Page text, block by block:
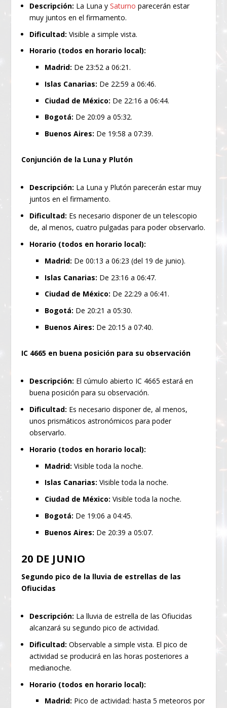
Descripción: La Luna ySaturno parecerán estar
muy juntos en el firmamento.
Dificultad:Visible a simple vista.
Horario (todos en horario local):
Madrid: De 23:52 a 06:21.
Islas Canarias: De 22:59 a 06:46.
Ciudad de México: De 22:16 a 06:44.
Bogotá: De 20:09 a 05:32.
Buenos Aires: De 19:58 a 07:39.
Conjunción de la Luna y Plutón
Descripción: La Luna y Plutón parecerán estar muy
juntos en el firmamento.
Dificultad: Es necesario disponer de un telescopio
de, al menos, cuatro pulgadas para poder observarlo.
Horario (todos en horario local):
Madrid: De 00:13 a 06:23 (del 19 de junio).
Islas Canarias: De 23:16 a 06:47.
Ciudad de México: De 22:29 a 06:41.
Bogotá: De 20:21 a 05:30.
Buenos Aires: De 20:15 a 07:40.
IC 4665 en buena posición para su observación
Descripción: El cúmulo abierto IC 4665 estará en
buena posición para su observación.
Dificultad: Es necesario disponer de, al menos,
unos prismáticos astronómicos para poder
observarlo.
Horario (todos en horario local):
Madrid:Visible toda la noche.
Islas Canarias: Visible toda la noche.
Ciudad de México: Visible toda la noche.
Bogotá: De 19:06 a 04:45.
Buenos Aires: De 20:39 a 05:07.
20 DE JUNIO
Segundo pico de la lluvia de estrellas de las
Ofiucidas
Descripción: La lluvia de estrella de las Ofiucidas
alcanzará su segundo pico de actividad.
Dificultad:Observable a simple vista. El pico de
actividad se producirá en las horas posteriores a
medianoche.
Horario (todos en horario local):
Madrid: Pico de actividad: hasta 5 meteoros por